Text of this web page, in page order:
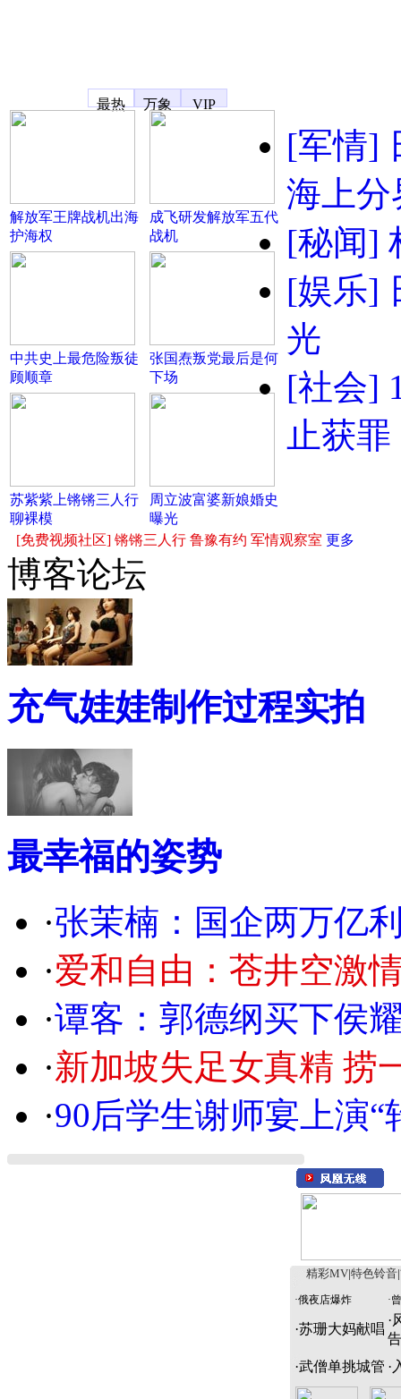
最热
万象 VIP
解放军王牌战机出海
护海权
成飞研发解放军五代
战机
中共史上最危险叛徒
顾顺章
张国焘叛党最后是何
下场
苏紫紫上锵锵三人行
聊裸模
周立波富婆新娘婚史
曝光
[军情]
海上分
[秘闻]
[娱乐]
光
[社会]
止获罪
[免费视频社区] 锵锵三人行 鲁豫有约 军情观察室 更多
博客论坛
充气娃娃制作过程实拍
最幸福的姿势
·张茉楠：国企两万亿
·爱和自由：苍井空激
·谭客：郭德纲买下侯
·新加坡失足女真精 捞
·90后学生谢师宴上演“
精彩MV 特色铃音
·俄夜店爆炸 ·
·苏珊大妈献唱
·
告
·武僧单挑城管 ·